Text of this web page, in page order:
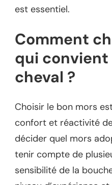
est essentiel.
Comment
qui convient
cheval ?
Choisir le bon mors
confort et réactivité
décider quel mors
tenir compte de
sensibilité de la